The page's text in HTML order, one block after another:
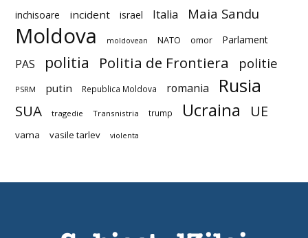
inchisoare incident israel Italia Maia Sandu
Moldova moldovean NATO omor Parlament
PAS politia Politia de Frontiera politie
PSRM putin Republica Moldova romania Rusia
SUA tragedie Transnistria trump Ucraina UE
vama vasile tarlev violenta